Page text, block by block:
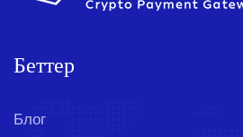
Беттер
Блог